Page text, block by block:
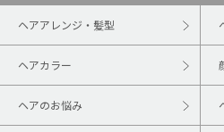
ヘアアレンジ・髪型
ヘアカラー
ヘアのお悩み